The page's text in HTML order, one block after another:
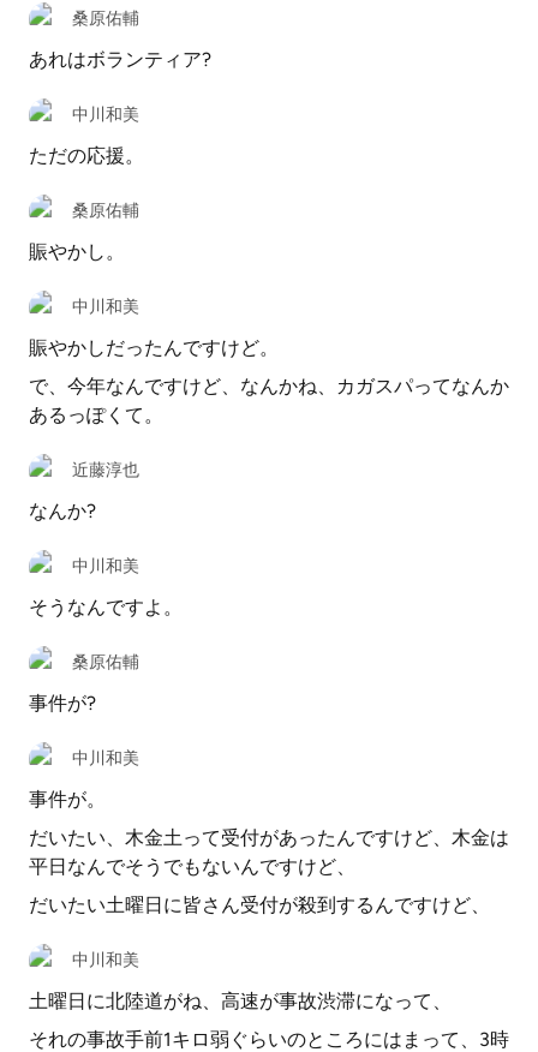
桑原佑輔
あれはボランティア?
中川和美
ただの応援。
桑原佑輔
賑やかし。
中川和美
賑やかしだったんですけど。
で、今年なんですけど、なんかね、カガスパってなんか
あるっぽくて。
近藤淳也
なんか?
中川和美
そうなんですよ。
桑原佑輔
事件が?
中川和美
事件が。
だいたい、木金土って受付があったんですけど、木金は
平日なんでそうでもないんですけど、
だいたい土曜日に皆さん受付が殺到するんですけど、
中川和美
土曜日に北陸道がね、高速が事故渋滞になって、
それの事故手前1キロ弱ぐらいのところにはまって、3時